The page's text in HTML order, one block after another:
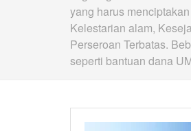
yang harus
Kelestarian alam,
Perseroan Terbatas.
seperti bantuan dana